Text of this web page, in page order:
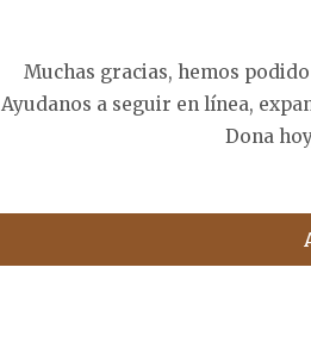
Muchas gracias, hemos
Ayudanos a seguir en línea,
Dona